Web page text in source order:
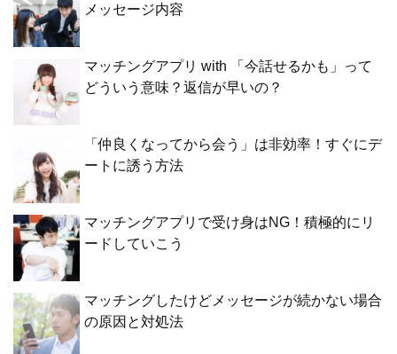
メッセージ内容
マッチングアプリ with 「今話せるかも」って
どういう意味？返信が早いの？
「仲良くなってから会う」は非効率！すぐにデ
ートに誘う方法
マッチングアプリで受け身はNG！積極的にリ
ードしていこう
マッチングしたけどメッセージが続かない場合
の原因と対処法